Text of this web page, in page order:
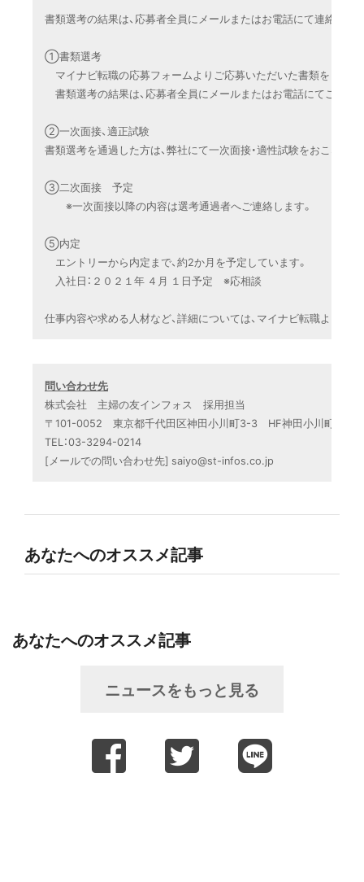
書類選考の結果は、応募者全員にメールまたはお電話にて連絡いた
①書類選考
マイナビ転職の応募フォームよりご応募いただいた書類をもとに
書類選考の結果は、応募者全員にメールまたはお電話にてご連絡
②一次面接、適正試験
書類選考を通過した方は、弊社にて一次面接・適性試験をおこないま
③二次面接　予定
※一次面接以降の内容は選考通過者へご連絡します。
⑤内定
エントリーから内定まで、約2か月を予定しています。
入社日：２０２１年 ４月 １日予定　※応相談
仕事内容や求める人材など、詳細については、マイナビ転職よりご
問い合わせ先
株式会社　主婦の友インフォス　採用担当
〒101-0052　東京都千代田区神田小川町3-3　HF神田小川町ビル
TEL：03-3294-0214
[メールでの問い合わせ先] saiyo@st-infos.co.jp
あなたへのオススメ記事
あなたへのオススメ記事
ニュースをもっと見る